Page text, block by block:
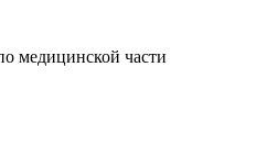
медицинской части